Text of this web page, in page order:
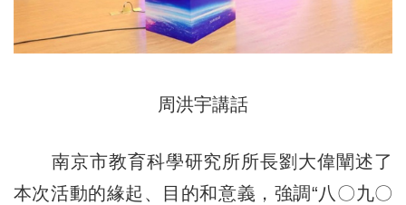
周洪宇講話
南京市教育科學研究所所長劉大偉闡述了
本次活動的緣起、目的和意義，強調“八〇九〇